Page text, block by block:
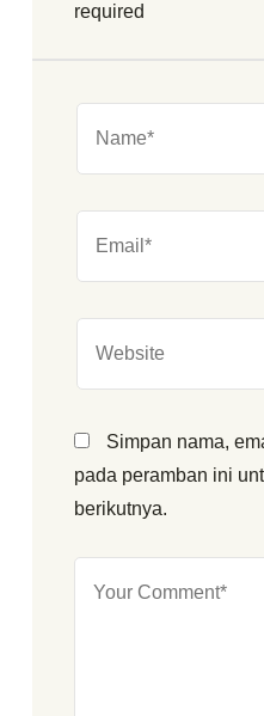
required
Simpan nama,
pada peramban ini
berikutnya.